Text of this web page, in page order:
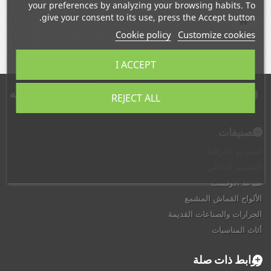
طباعة الأوفست
الألواح القماش المشمع
الجرارات والصناعات القديمة
أثاث المناسبات
روابط ذات صلة
your preferences by analyzing your browsing habits. To
give your consent to its use, press the Accept button.
Cookie policy Customize cookies
REJECT ALL
I ACCEPT